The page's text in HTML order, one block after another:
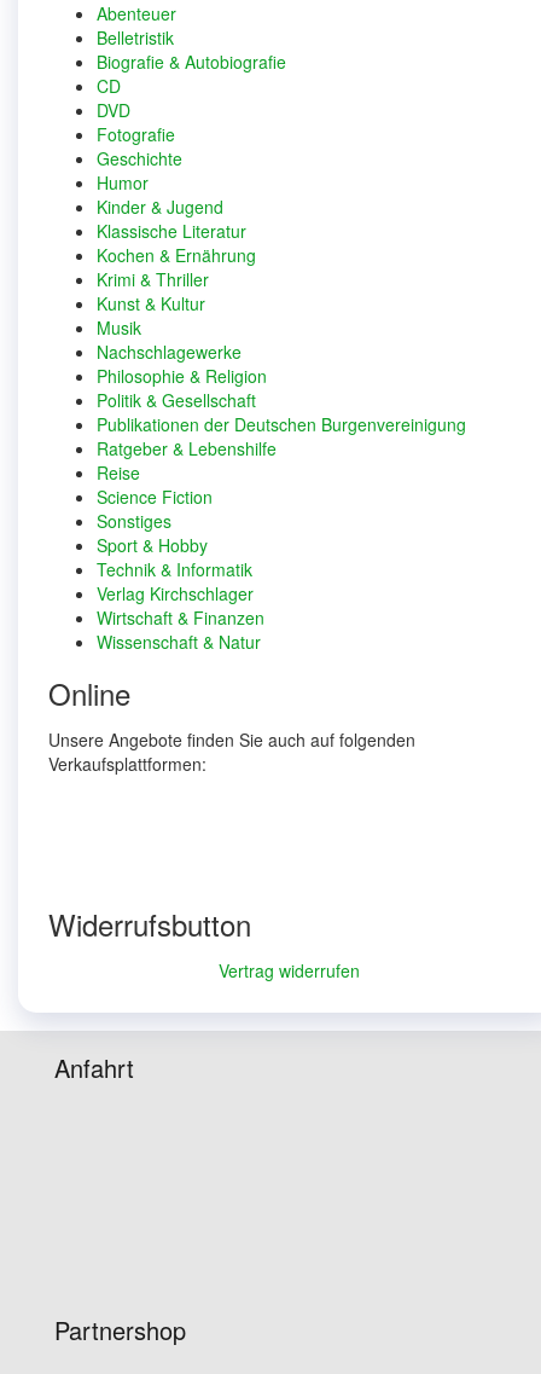
Abenteuer
Belletristik
Biografie & Autobiografie
CD
DVD
Fotografie
Geschichte
Humor
Kinder & Jugend
Klassische Literatur
Kochen & Ernährung
Krimi & Thriller
Kunst & Kultur
Musik
Nachschlagewerke
Philosophie & Religion
Politik & Gesellschaft
Publikationen der Deutschen Burgenvereinigung
Ratgeber & Lebenshilfe
Reise
Science Fiction
Sonstiges
Sport & Hobby
Technik & Informatik
Verlag Kirchschlager
Wirtschaft & Finanzen
Wissenschaft & Natur
Online
Unsere Angebote finden Sie auch auf folgenden
Verkaufsplattformen:
Widerrufsbutton
Vertrag widerrufen
Anfahrt
Partnershop